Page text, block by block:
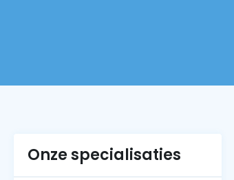
Onze specialisaties